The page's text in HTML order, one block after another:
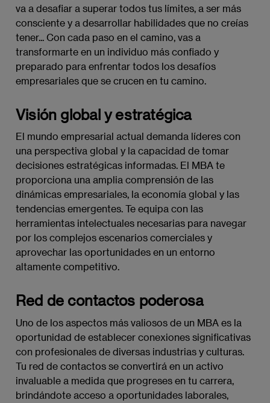
va a desafiar a superar todos tus límites, a ser más
consciente y a desarrollar habilidades que no creías
tener... Con cada paso en el camino, vas a
transformarte en un individuo más confiado y
preparado para enfrentar todos los desafíos
empresariales que se crucen en tu camino.
Visión global y estratégica
El mundo empresarial actual demanda líderes con
una perspectiva global y la capacidad de tomar
decisiones estratégicas informadas. El MBA te
proporciona una amplia comprensión de las
dinámicas empresariales, la economía global y las
tendencias emergentes. Te equipa con las
herramientas intelectuales necesarias para navegar
por los complejos escenarios comerciales y
aprovechar las oportunidades en un entorno
altamente competitivo.
Red de contactos poderosa
Uno de los aspectos más valiosos de un MBA es la
oportunidad de establecer conexiones significativas
con profesionales de diversas industrias y culturas.
Tu red de contactos se convertirá en un activo
invaluable a medida que progreses en tu carrera,
brindándote acceso a oportunidades laborales,